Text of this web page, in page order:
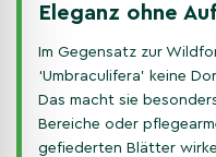
Eleganz ohne
Im Gegensatz zur
‘Umbraculifera’ keine
Das macht sie
Bereiche oder
gefiederten Blätter